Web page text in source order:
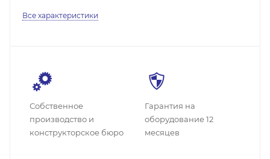
Все характеристики
Собственное
производство и
конструкторское бюро
Гарантия на
оборудование 12
месяцев